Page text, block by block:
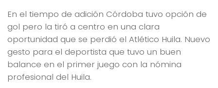
En el tiempo de adición Córdoba tuvo opción de
gol pero la tiró a centro en una clara
oportunidad que se perdió el Atlético Huila. Nuevo
gesto para el deportista que tuvo un buen
balance en el primer juego con la nómina
profesional del Huila.